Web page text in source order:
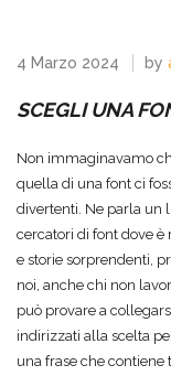
4 Marzo 2024 by
SCEGLI UNA
Non immaginavamo
quella di una font ci
divertenti. Ne parla un
cercatori di font dove è
e storie sorprendenti,
noi, anche chi non
può provare a
indirizzati alla scelta
una frase che contiene